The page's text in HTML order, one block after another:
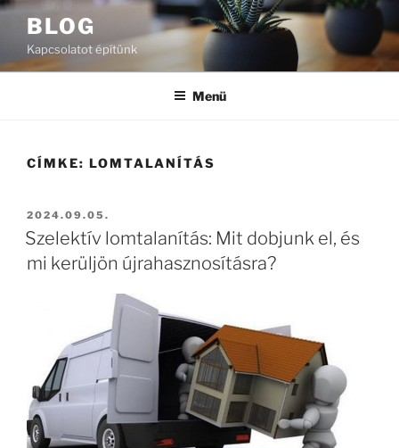
Tartalomhoz
BLOG
Kapcsolatot építünk
Menü
CÍMKE: LOMTALANÍTÁS
BEKÜLDVE:
2024.09.05.
Szelektív lomtalanítás: Mit dobjunk el, és
mi kerüljön újrahasznosításra?